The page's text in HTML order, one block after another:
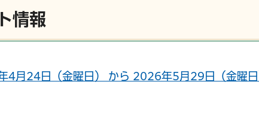
情報
4月24日（金曜日） から 2026年5月29日（金曜日